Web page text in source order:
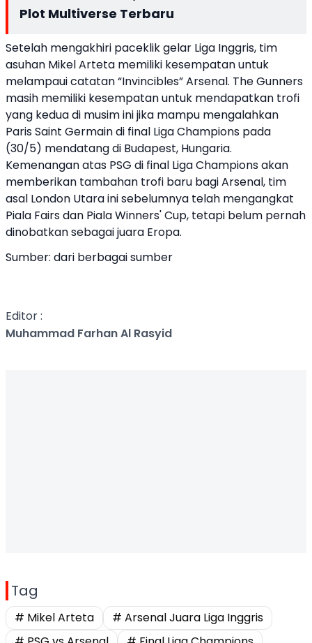
Plot Multiverse Terbaru
Setelah mengakhiri paceklik gelar Liga Inggris, tim
asuhan Mikel Arteta memiliki kesempatan untuk
melampaui catatan “Invincibles” Arsenal. The Gunners
masih memiliki kesempatan untuk mendapatkan trofi
yang kedua di musim ini jika mampu mengalahkan
Paris Saint Germain di final Liga Champions pada
(30/5) mendatang di Budapest, Hungaria.
Kemenangan atas PSG di final Liga Champions akan
memberikan tambahan trofi baru bagi Arsenal, tim
asal London Utara ini sebelumnya telah mengangkat
Piala Fairs dan Piala Winners' Cup, tetapi belum pernah
dinobatkan sebagai juara Eropa.
Sumber: dari berbagai sumber
Editor :
Muhammad Farhan Al Rasyid
Tag
# Mikel Arteta
# Arsenal Juara Liga Inggris